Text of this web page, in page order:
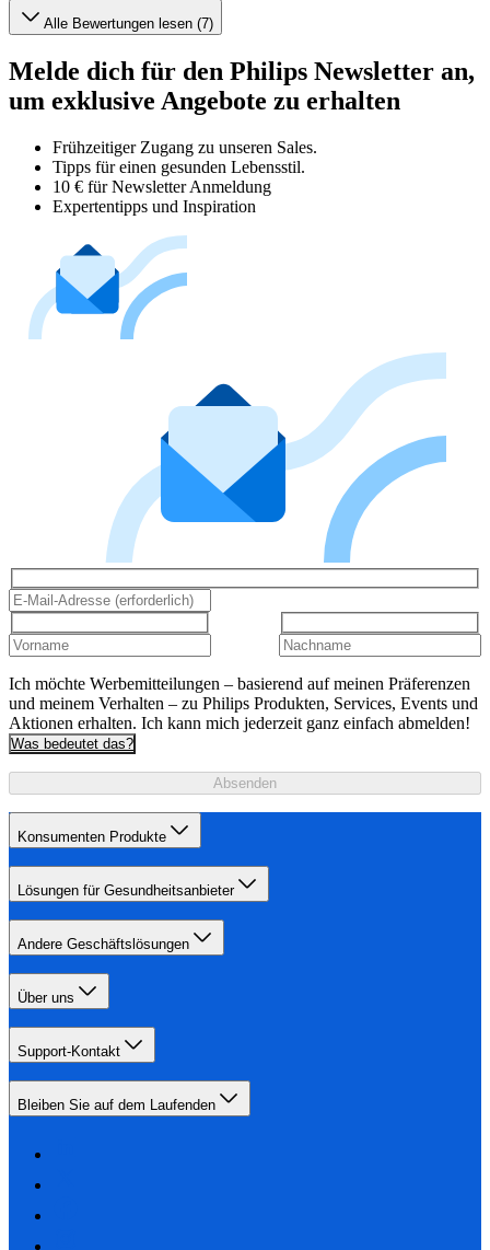
Alle Bewertungen lesen (7)
Melde dich für den Philips Newsletter an,
um exklusive Angebote zu erhalten
Frühzeitiger Zugang zu unseren Sales.
Tipps für einen gesunden Lebensstil.
10 € für Newsletter Anmeldung
Expertentipps und Inspiration
Ich möchte Werbemitteilungen – basierend auf meinen Präferenzen
und meinem Verhalten – zu Philips Produkten, Services, Events und
Aktionen erhalten. Ich kann mich jederzeit ganz einfach abmelden!
Was bedeutet das?
Absenden
Konsumenten Produkte
Lösungen für Gesundheitsanbieter
Andere Geschäftslösungen
Über uns
Support-Kontakt
Bleiben Sie auf dem Laufenden